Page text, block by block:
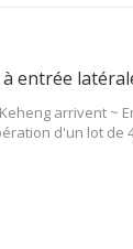
arrivent ~
d'un lot de